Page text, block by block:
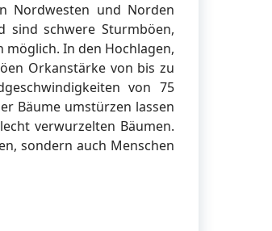
Nordwesten und Norden
sind schwere Sturmböen,
In den Hochlagen,
Orkanstärke von bis zu
von 75
Bäume umstürzen lassen
verwurzelten Bäumen.
sondern auch Menschen